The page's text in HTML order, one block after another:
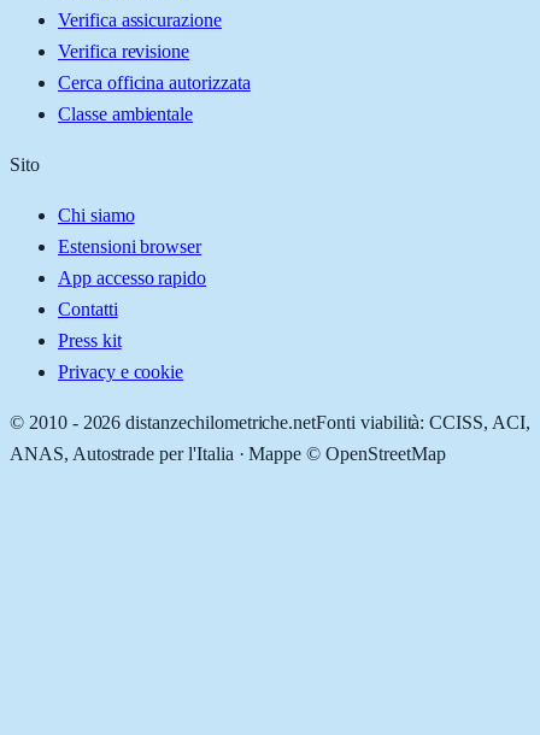
Verifica assicurazione
Verifica revisione
Cerca officina autorizzata
Classe ambientale
Sito
Chi siamo
Estensioni browser
App accesso rapido
Contatti
Press kit
Privacy e cookie
© 2010 - 2026 distanzechilometriche.netFonti viabilità: CCISS, ACI,
ANAS, Autostrade per l'Italia · Mappe © OpenStreetMap